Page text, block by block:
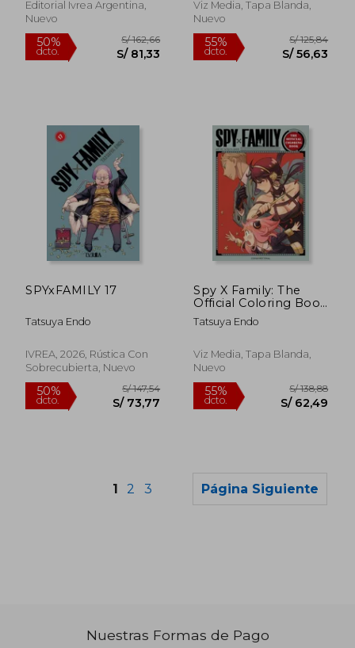
55% S/ 125,84 55%
Editorial Ivrea Argentina,
Nuevo
Viz Media, Tapa Blanda,
Nuevo
SPYxFAMILY 17
Tatsuya Endo
IVREA, 2026, Rústica Con
Sobrecubierta, Nuevo
Spy X Family: The
Official Coloring Book
(en Inglés)
Tatsuya Endo
Viz Media, Tapa Blanda,
Nuevo
1 2 3 Página Siguiente
Nuestras Formas de Pago